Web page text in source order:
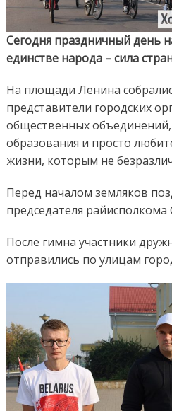
Сегодня праздничный день
единстве народа – сила
На площади Ленина
представители городских
общественных
образования и просто
жизни, которым не
Перед началом земляков
председателя
После гимна участники
отправились по улицам